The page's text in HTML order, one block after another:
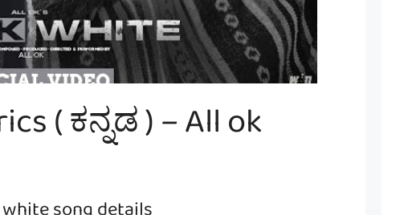
( ಕನ್ನಡ ) – All ok